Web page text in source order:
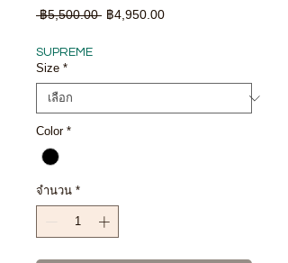
฿5,500.00 ราคา
฿4,950.00ราคา
SUPREME
Size *
Color *
จำนวน *